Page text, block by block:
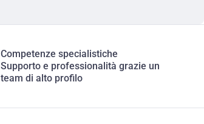
Competenze specialistiche
Supporto e professionalità grazie un
team di alto profilo